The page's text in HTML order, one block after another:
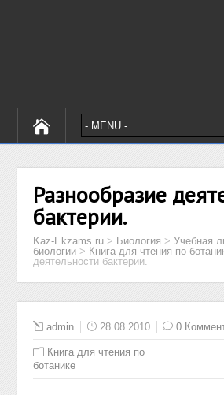
Разнообразие
бактерии.
Kaz-Ekzams.ru > Биология >Учебная
биологии > Книга для чтения по
деятельности бактерии.
admin 28.08.2010 0
Книга для чтения по
ботанике